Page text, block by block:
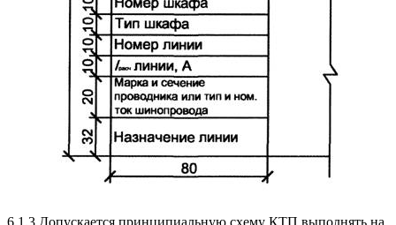
6.1.3 Допускается принципиальную схему КТП выполнять на